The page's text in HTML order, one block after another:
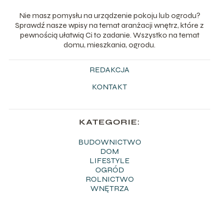
Nie masz pomysłu na urządzenie pokoju lub ogrodu?
Sprawdź nasze wpisy na temat aranżacji wnętrz, które z
pewnością ułatwią Ci to zadanie. Wszystko na temat
domu, mieszkania, ogrodu.
REDAKCJA
KONTAKT
KATEGORIE:
BUDOWNICTWO
DOM
LIFESTYLE
OGRÓD
ROLNICTWO
WNĘTRZA